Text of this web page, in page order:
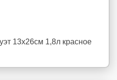
13x26см 1,8л красное